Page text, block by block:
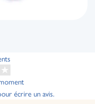
écrire un avis.